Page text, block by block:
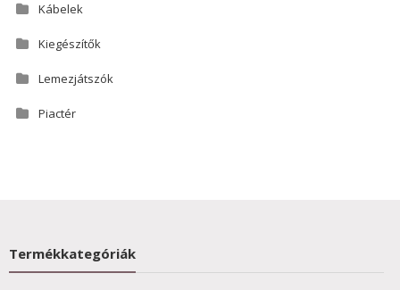
Kábelek
Kiegészítők
Lemezjátszók
Piactér
Termékkategóriák